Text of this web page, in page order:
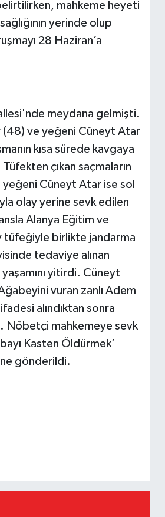
mahkeme heyeti
yerinde olup
28 Haziran’a
meydana gelmişti.
ve yeğeni Cüneyt Atar
kısa sürede kavgaya
çıkan saçmaların
Cüneyt Atar ise sol
olay yerine sevk edilen
Alanya Eğitim ve
tüfeğiyle birlikte jandarma
tedaviye alınan
yitirdi. Cüneyt
vuran zanlı Adem
alındıktan sonra
Nöbetçi mahkemeye sevk
Kasten Öldürmek’
gönderildi.